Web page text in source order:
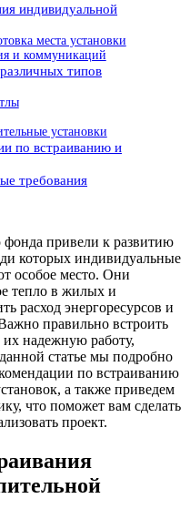
индивидуальной
места установки
и коммуникаций
типов
установки
по встраиванию и
требования
привели к развитию
которых индивидуальные
особое место. Они
тепло в жилых и
расход энергоресурсов и
правильно встроить
их надежную работу,
статье мы подробно
по встраиванию
а также приведем
что поможет вам сделать
проект.